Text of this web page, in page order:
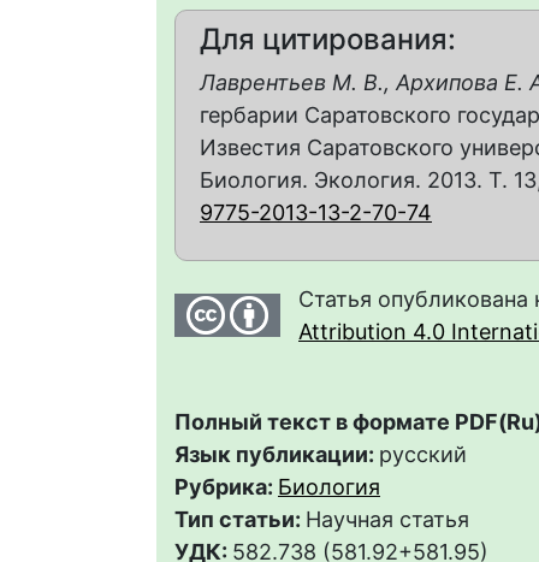
Для цитирования:
Лаврентьев М. В., Архипова Е.
гербарии Саратовского
Известия Саратовского
Биология. Экология. 2013. Т.
9775-2013-13-2-70-74
Статья
Attribution 4.0
Полный текст в формате
Язык публикации: русский
Рубрика: Биология
Тип статьи: Научная статья
УДК: 582.738 (581.92+581.95)